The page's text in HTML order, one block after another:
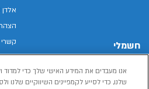
חשמלי
רכב חשמלי
אלדן B2B
מפת
אנו מעבדים את המידע האישי שלך כדי
שלנו, כדי לסייע לקמפיינים השיווקיים שלנו